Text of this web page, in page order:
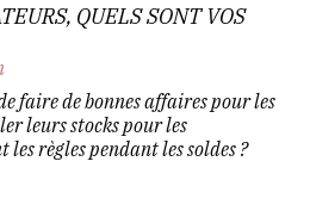
QUELS SONT VOS
faire de bonnes affaires pour les
leurs stocks pour les
les règles pendant les soldes ?